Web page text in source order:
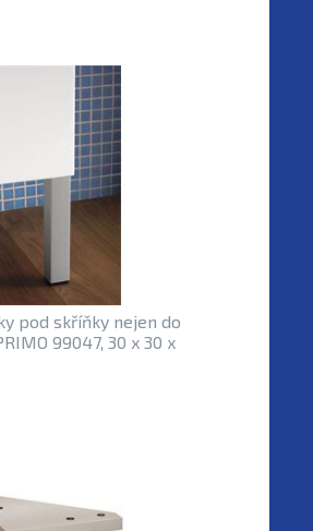
pod skříňky nejen do
99047, 30 x 30 x